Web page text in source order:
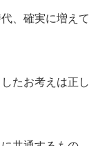
、確実に増えて
たお考えは正し